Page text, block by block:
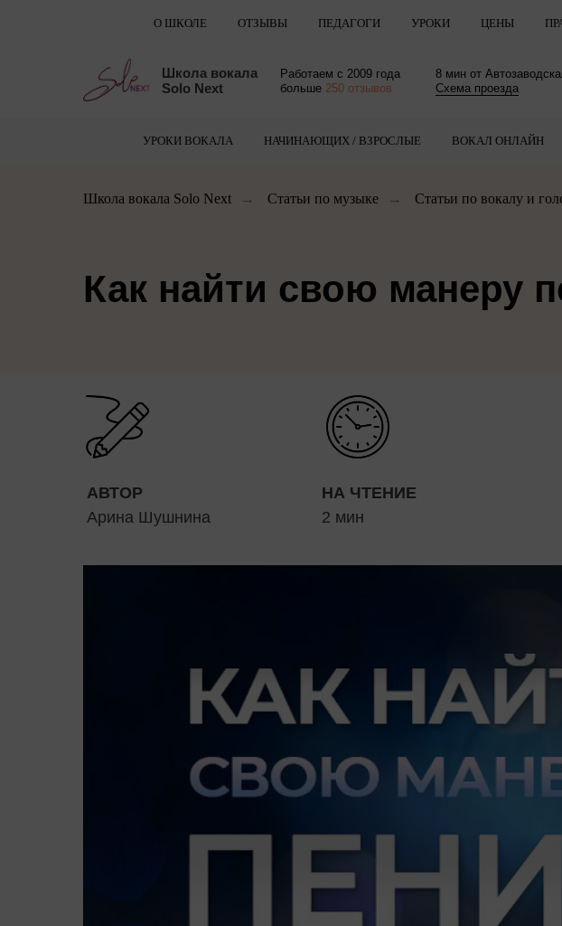
О ШКОЛЕ ОТЗЫВЫ ПЕДАГОГИ УРОКИ ЦЕНЫ
Работаем с 2009 года
больше 250 отзывов
8 мин от
Схема проезда
Школа вокала
Solo Next
УРОКИ ВОКАЛА НАЧИНАЮЩИХ / ВЗРОСЛЫЕ ВОКАЛ ОНЛАЙН
Школа вокала Solo Next → Статьи по музыке → Статьи по вокалу и
Как найти свою манеру
АВТОР
Арина Шушнина
НА ЧТЕНИЕ
2 мин